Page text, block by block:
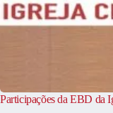
Participações da EBD da